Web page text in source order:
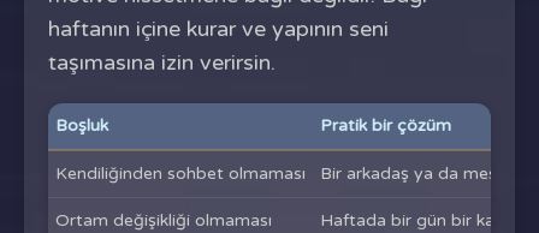
haftanın içine kurar ve yapının seni
taşımasına izin verirsin.
Boşluk Pratik bir çözüm
Kendiliğinden sohbet olmaması Bir arkadaş ya da
Ortam değişikliği olmaması Haftada bir gün bir kafede,